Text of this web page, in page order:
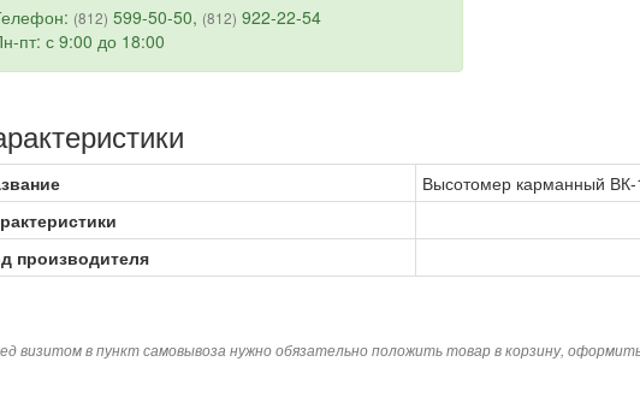
(812) 599-50-50, (812) 922-22-54
пт: с 9:00 до 18:00
Высотомер карманный ВК-
производителя
визитом в пункт самовывоза нужно обязательно положить товар в корзину,